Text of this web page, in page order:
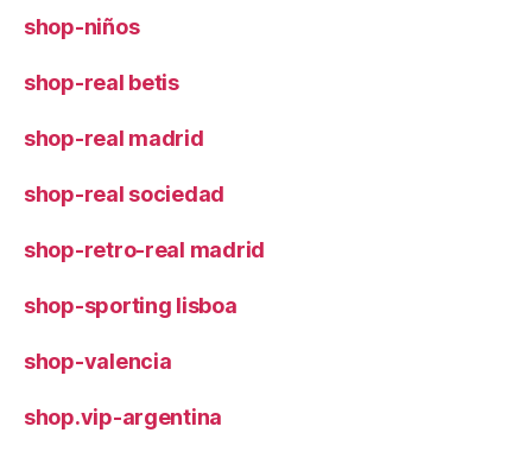
shop-niños
shop-real betis
shop-real madrid
shop-real sociedad
shop-retro-real madrid
shop-sporting lisboa
shop-valencia
shop.vip-argentina